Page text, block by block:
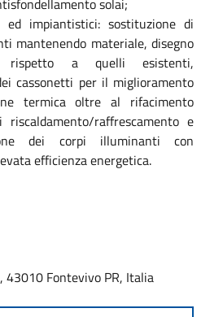
impiantistici: sostituzione di
mantenendo materiale, disegno
rispetto a quelli esistenti,
cassonetti per il miglioramento
termica oltre al rifacimento
riscaldamento/raffrescamento e
dei corpi illuminanti con
efficienza energetica.
43010 Fontevivo PR, Italia